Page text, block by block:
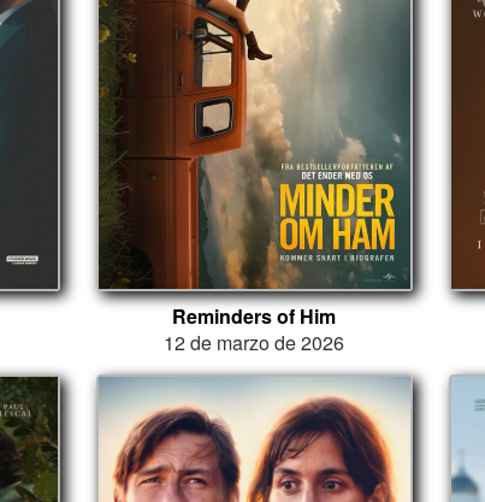
Reminders of Him
12 de marzo de 2026